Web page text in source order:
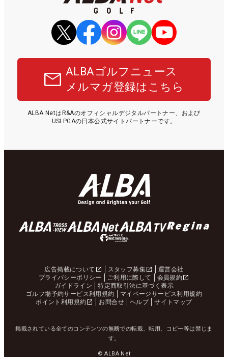
ALBAゴルフニュース
メルマガ登録はこちら
ALBA NetはR&Aのオフィシャルデジタルパートナー、および
USLPGAの日本公式サイトパートナーです。
広告掲載について スタッフ募集
運営会社
プライバシーポリシー
ご利用に際して
会員規約
ガイドライン
特定商取引法に基づく表示
ゴルフ場予約サービス利用規約
マイページサービス利用規約
ポイント利用規約
お問合せ ヘルプ サイトマップ
掲載されている全てのコンテンツの無断での転載、転用、コピー等は禁じま
す。
© ALBA Net